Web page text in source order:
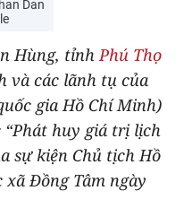
Dan
Hùng, tỉnhPhú Thọ
và các lãnh tụ của
gia Hồ Chí Minh)
huy giá trị lịch
sự kiện Chủ tịch Hồ
Đồng Tâm ngày